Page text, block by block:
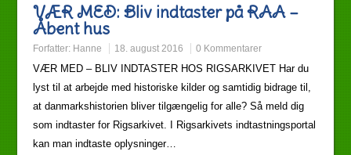
VÆR MED: Bliv indtaster på RAA –
Åbent hus
Forfatter: Hanne 18. august 2016 0 Kommentarer
VÆR MED – BLIV INDTASTER HOS RIGSARKIVET Har du
lyst til at arbejde med historiske kilder og samtidig bidrage til,
at danmarkshistorien bliver tilgængelig for alle? Så meld dig
som indtaster for Rigsarkivet. I Rigsarkivets indtastningsportal
kan man indtaste oplysninger…